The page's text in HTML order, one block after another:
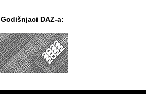
Godišnjaci DAZ-a: